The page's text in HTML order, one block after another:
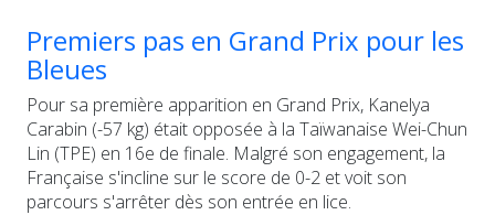
Premiers pas en Grand Prix pour les
Bleues
Pour sa première apparition en Grand Prix, Kanelya
Carabin (-57 kg) était opposée à la Taïwanaise Wei-Chun
Lin (TPE) en 16e de finale. Malgré son engagement, la
Française s'incline sur le score de 0-2 et voit son
parcours s'arrêter dès son entrée en lice.